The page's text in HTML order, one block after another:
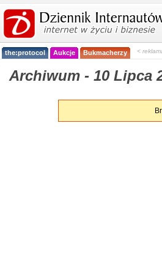
the:protocol Aukcje Bukmacherzy <
Archiwum - 10 Lipca